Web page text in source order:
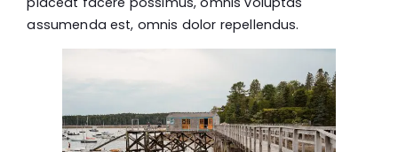
assumenda est, omnis dolor repellendus.